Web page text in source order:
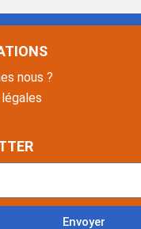
nous ?
Envoyer